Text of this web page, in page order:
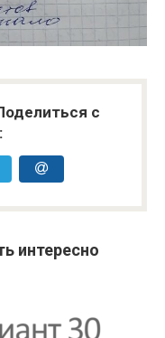
с
интересно